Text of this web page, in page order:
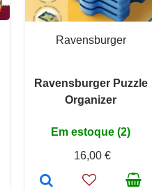
Ravensburger
Ravensburger Puzzle
Organizer
Em estoque (2)
16,00 €